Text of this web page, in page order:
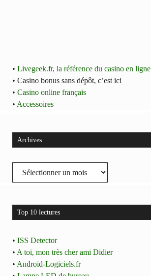
• Livegeek.fr, la référence du casino en ligne
• Casino bonus sans dépôt, c’est ici
• Casino online français
• Accessoires
Archives
Archives
Top 10 lectures
• ISS Detector
• A toi, mon très cher ami Didier
• Android-Logiciels.fr